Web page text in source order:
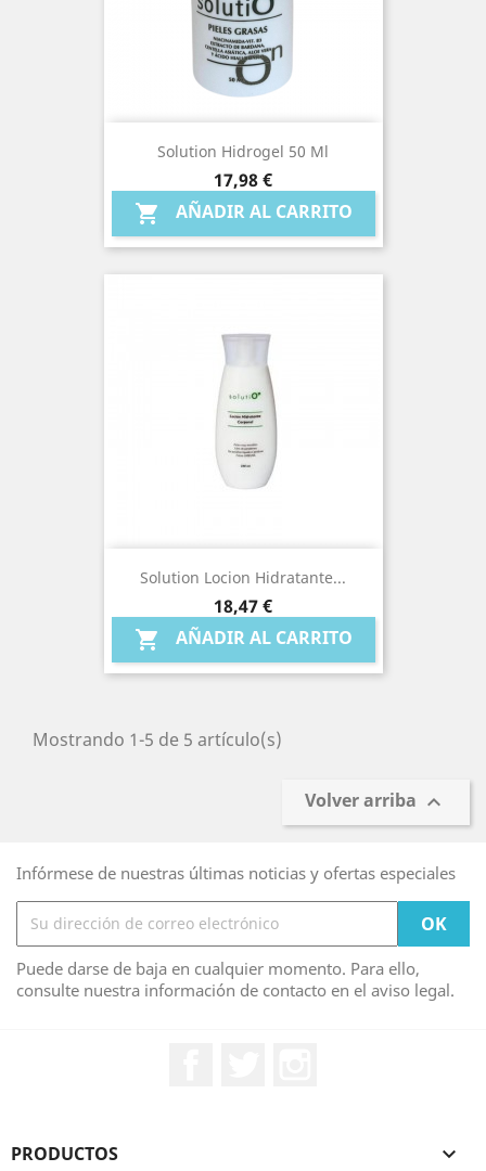
Solution Hidrogel 50 Ml
Precio
17,98 €
 AÑADIR AL CARRITO
Solution Locion Hidratante...
Precio
18,47 €
 AÑADIR AL CARRITO
Mostrando 1-5 de 5 artículo(s)
Volver arriba 
Infórmese de nuestras últimas noticias y ofertas especiales
Puede darse de baja en cualquier momento. Para ello,
consulte nuestra información de contacto en el aviso legal.
PRODUCTOS 